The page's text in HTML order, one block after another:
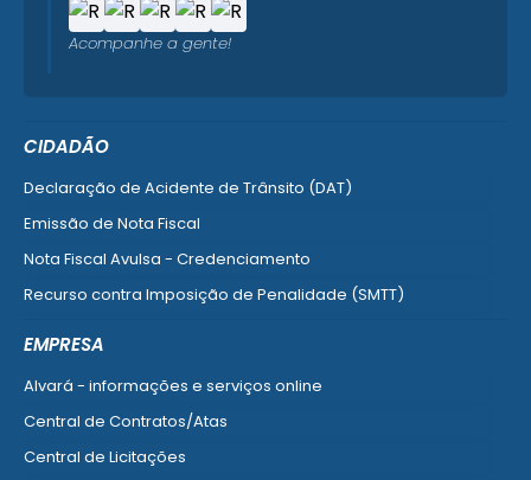
CIDADÃO
Declaração de Acidente de Trânsito (DAT)
Emissão de Nota Fiscal
Nota Fiscal Avulsa - Credenciamento
Recurso contra Imposição de Penalidade (SMTT)
EMPRESA
Alvará - informações e serviços online
Central de Contratos/Atas
Central de Licitações
Acompanhe a gente!